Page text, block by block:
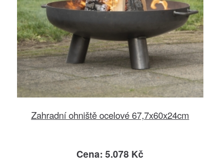
Zahradní ohniště ocelové 67,7x60x24cm
Cena: 5.078 Kč